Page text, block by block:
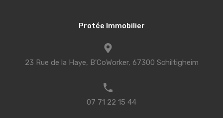
Protée Immobilier
23 Rue de la Haye, B'CoWorker, 67300 Schiltigheim
07 71 22 15 44